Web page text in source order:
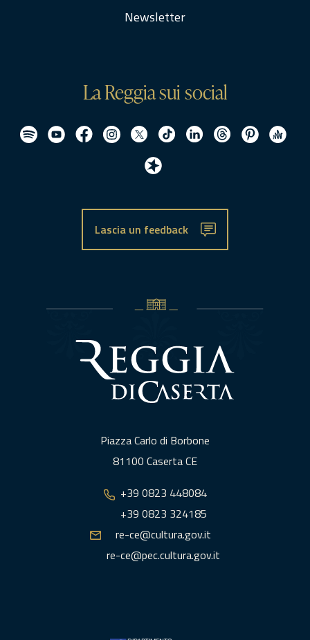
Newsletter
La Reggia sui social
Lascia un feedback
Piazza Carlo di Borbone
81100 Caserta CE
+39 0823 448084
+39 0823 324185
re-ce@cultura.gov.it
re-ce@pec.cultura.gov.it